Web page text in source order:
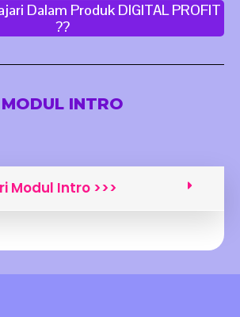
Dalam Produk DIGITAL PROFIT
??
MODUL INTRO
Modul Intro >>>